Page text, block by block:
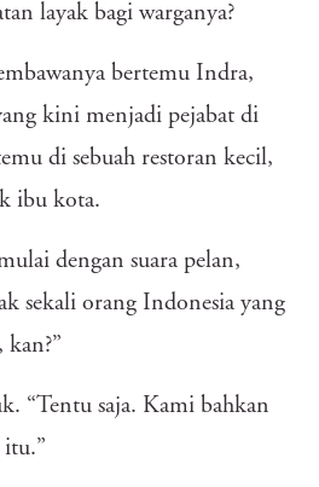
layak bagi warganya?
bertemu Indra,
kini menjadi pejabat di
di sebuah restoran kecil,
ibu kota.
dengan suara pelan,
sekali orang Indonesia yang
“Tentu saja. Kami bahkan
itu.”